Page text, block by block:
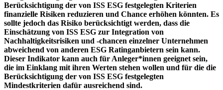
Berücksichtigung der von ISS ESG festgelegten Kriterien
finanzielle Risiken reduzieren und Chance erhöhen könnten. Es
sollte jedoch das Risiko berücksichtigt werden, dass die
Einschätzung von ISS ESG zur Integration von
Nachhaltigkeitsrisiken und -chancen einzelner Unternehmen
abweichend von anderen ESG Ratinganbietern sein kann.
Dieser Indikator kann auch für Anleger*innen geeignet sein,
die im Einklang mit ihren Werten stehen wollen und für die die
Berücksichtigung der von ISS ESG festgelegten
Mindestkriterien dafür ausreichend sind.